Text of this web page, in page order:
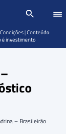
– Brasileirão
| Conteúdo
é investimento